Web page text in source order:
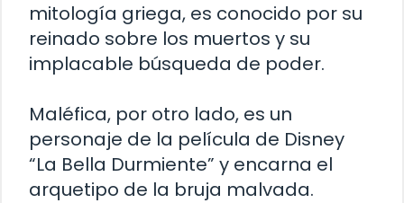
mitología griega, es conocido por su
reinado sobre los muertos y su
implacable búsqueda de poder.
Maléfica, por otro lado, es un
personaje de la película de Disney
“La Bella Durmiente” y encarna el
arquetipo de la bruja malvada.